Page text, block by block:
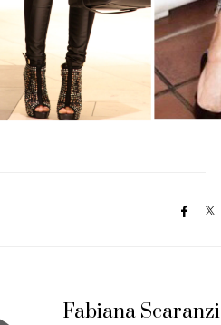
Fabiana Scaranzi